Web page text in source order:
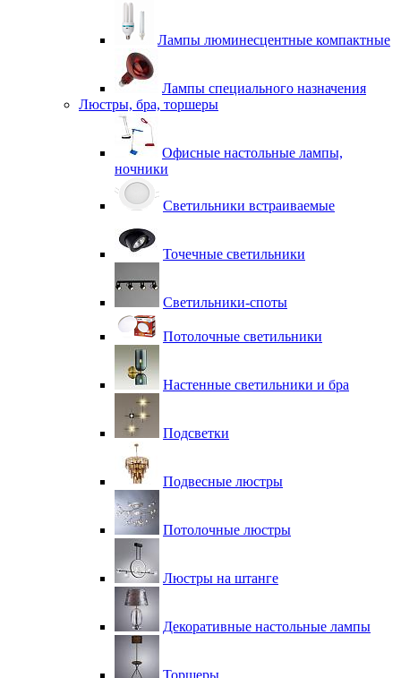
Лампы люминесцентные компактные
Лампы специального назначения
Люстры, бра, торшеры
Офисные настольные лампы,
ночники
Светильники встраиваемые
Точечные светильники
Светильники-споты
Потолочные светильники
Настенные светильники и бра
Подсветки
Подвесные люстры
Потолочные люстры
Люстры на штанге
Декоративные настольные лампы
Торшеры